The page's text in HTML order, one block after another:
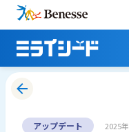
アップデート 2025